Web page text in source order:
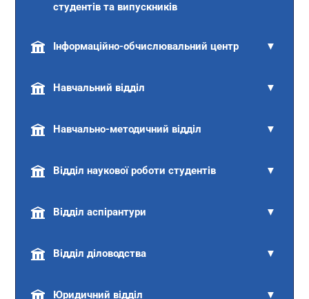
студентів та випускників
Інформаційно-обчислювальний центр ▼
Навчальний відділ ▼
Навчально-методичний відділ ▼
Відділ наукової роботи студентів ▼
Відділ аспірантури ▼
Відділ діловодства ▼
Юридичний відділ ▼